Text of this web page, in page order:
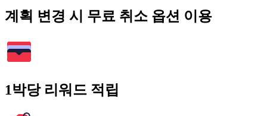
계획 변경 시 무료 취소 옵션 이용
1박당 리워드 적립